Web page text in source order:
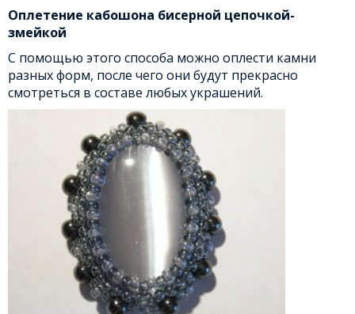
Оплетение кабошона бисерной цепочкой-
змейкой
С помощью этого способа можно оплести камни
разных форм, после чего они будут прекрасно
смотреться в составе любых украшений.